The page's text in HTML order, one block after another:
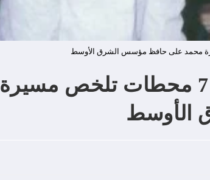
وفاة عراب الصحافة السعودية.. 7 محطات تلخص مسيرة
الأوسط